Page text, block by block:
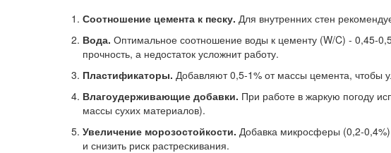
Соотношение цемента к песку. Для внутренних стен
Вода. Оптимальное соотношение воды к цементу (W/C) -
прочность, а недостаток усложнит работу.
Пластификаторы. Добавляют 0,5‑1% от массы цемента, чтобы
Влагоудерживающие добавки. При работе в жаркую погоду
массы сухих материалов).
Увеличение морозостойкости. Добавка микросферы
и снизить риск растрескивания.